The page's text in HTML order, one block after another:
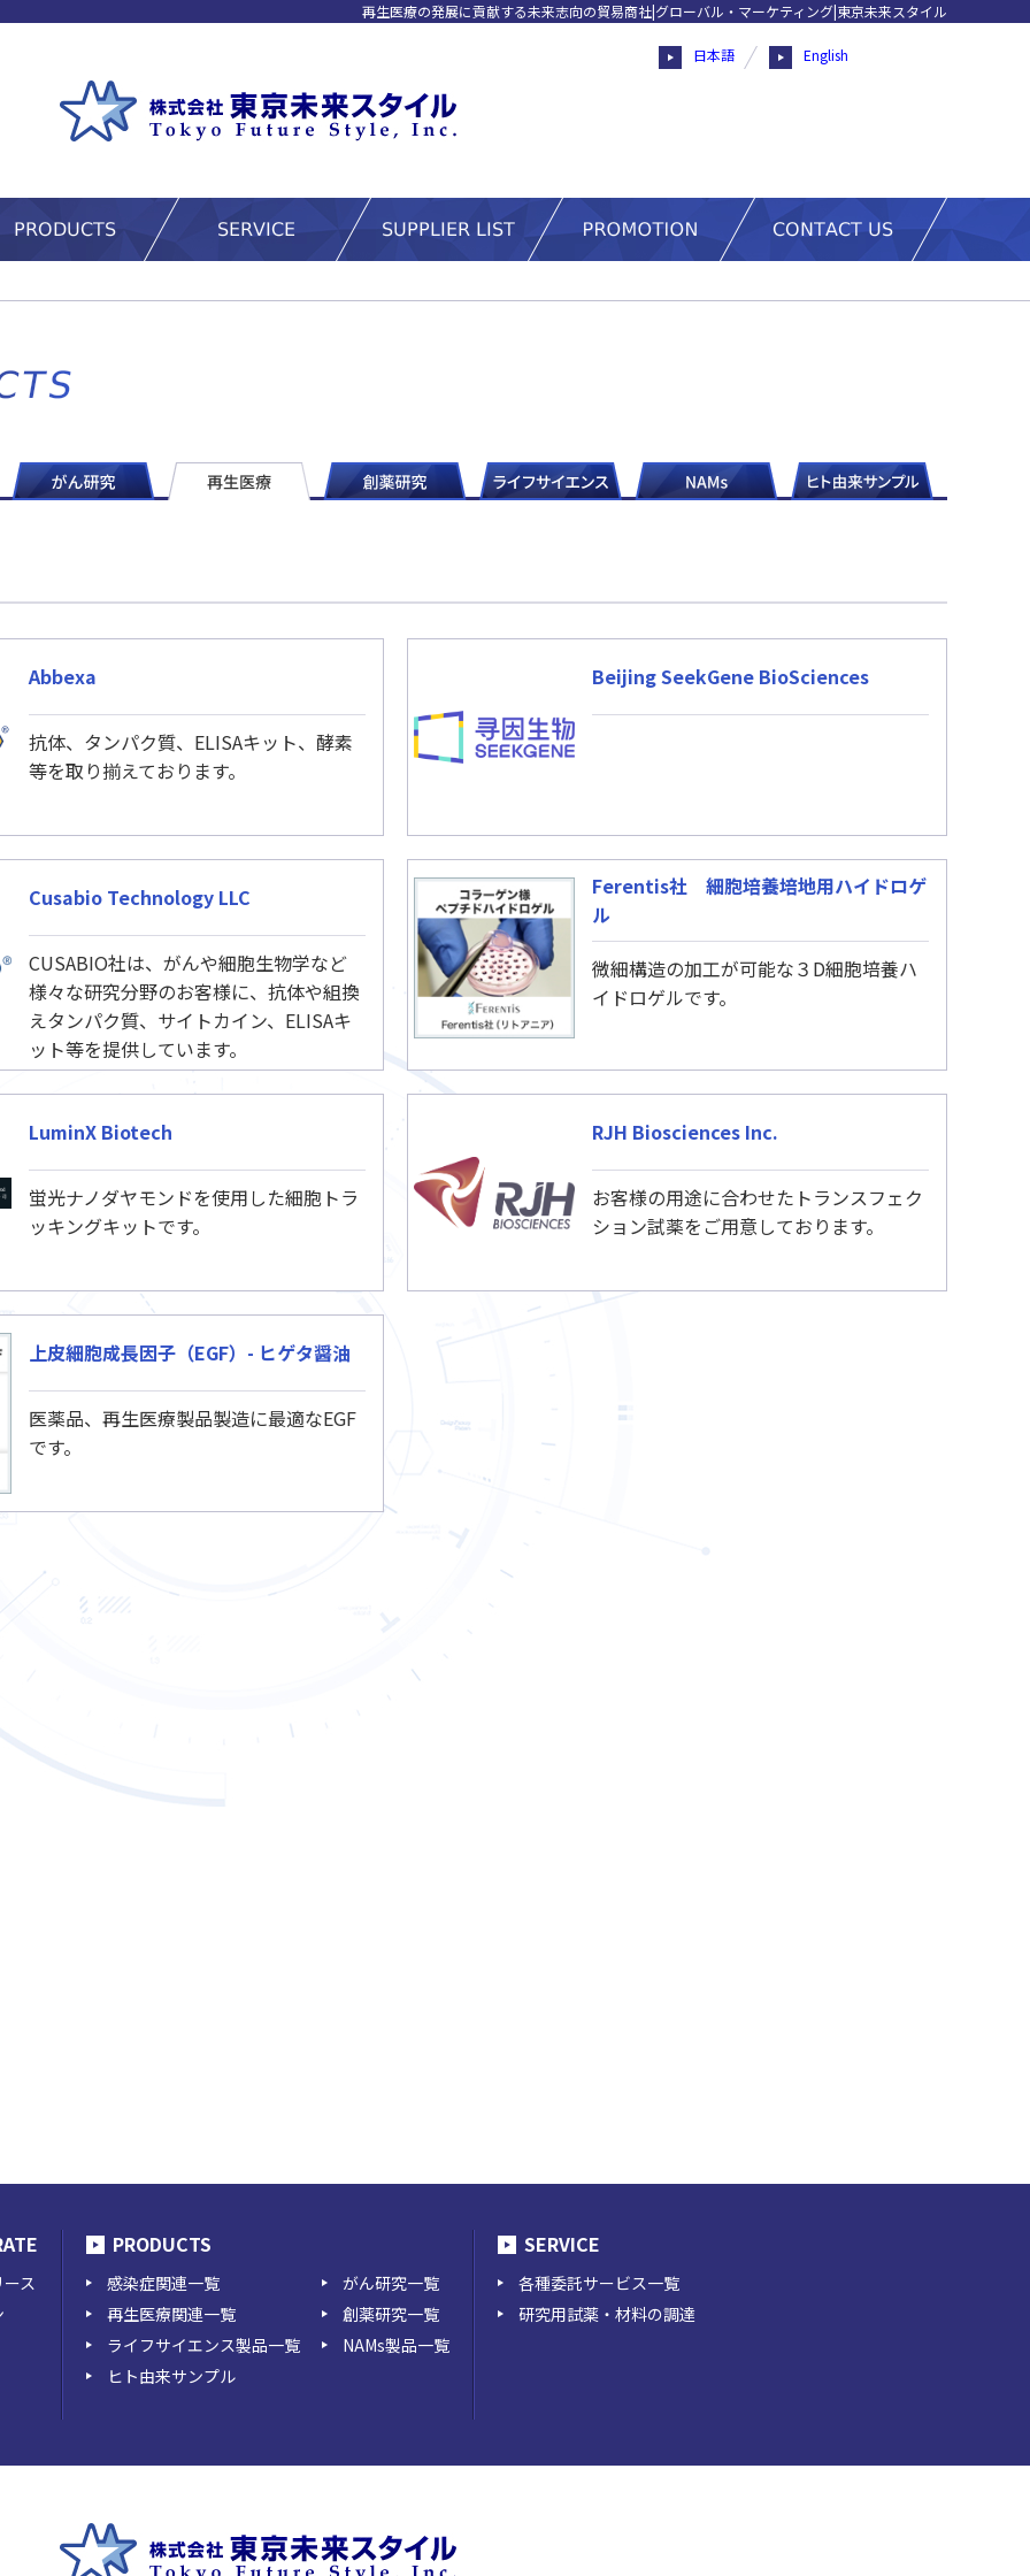
再生医療の発展に貢献する未来志向の貿易商社|グローバル・マーケティング|東京未来スタイル
日本語 English
Abbexa
抗体、タンパク質、ELISAキット、酵素
等を取り揃えております。
Beijing SeekGene BioSciences
Cusabio Technology LLC
CUSABIO社は、がんや細胞生物学など
様々な研究分野のお客様に、抗体や組換
えタンパク質、サイトカイン、ELISAキ
ット等を提供しています。
Ferentis社 細胞培養培地用ハイドロゲ
ル
微細構造の加工が可能な３D細胞培養ハ
イドロゲルです。
LuminX Biotech
蛍光ナノダヤモンドを使用した細胞トラ
ッキングキットです。
RJH Biosciences Inc.
お客様の用途に合わせたトランスフェク
ション試薬をご用意しております。
上皮細胞成長因子（EGF）- ヒゲタ醤油
医薬品、再生医療製品製造に最適なEGF
です。
ス
PRODUCTS
感染症関連一覧
再生医療関連一覧
ライフサイエンス製品一覧
ヒト由来サンプル
がん研究一覧
創薬研究一覧
NAMs製品一覧
SERVICE
各種委託サービス一覧
研究用試薬・材料の調達